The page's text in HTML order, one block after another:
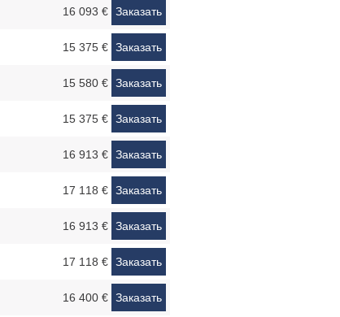
16 093 € Заказать
15 375 € Заказать
15 580 € Заказать
15 375 € Заказать
16 913 € Заказать
17 118 € Заказать
16 913 € Заказать
17 118 € Заказать
16 400 € Заказать